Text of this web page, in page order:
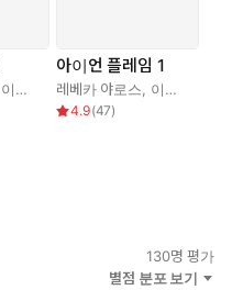
이수현
아이언 플레임 1
레베카 야로스 이수현
4.9(47)
130명 평가
별점 분포 보기